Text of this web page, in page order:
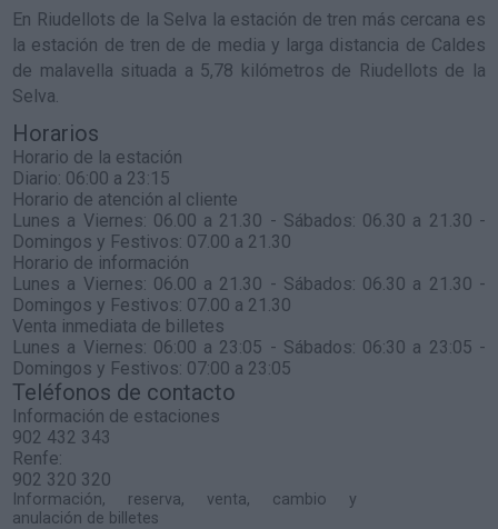
En Riudellots de la Selva la estación de tren más cercana es
la estación de tren de de media y larga distancia de Caldes
de malavella situada a 5,78 kilómetros de Riudellots de la
Selva.
Horarios
Horario de la estación
Diario: 06:00 a 23:15
Horario de atención al cliente
Lunes a Viernes: 06.00 a 21.30 - Sábados: 06.30 a 21.30 -
Domingos y Festivos: 07.00 a 21.30
Horario de información
Lunes a Viernes: 06.00 a 21.30 - Sábados: 06.30 a 21.30 -
Domingos y Festivos: 07.00 a 21.30
Venta inmediata de billetes
Lunes a Viernes: 06:00 a 23:05 - Sábados: 06:30 a 23:05 -
Domingos y Festivos: 07:00 a 23:05
Teléfonos de contacto
Información de estaciones
902 432 343
Renfe:
902 320 320
Información, reserva, venta, cambio y
anulación de billetes